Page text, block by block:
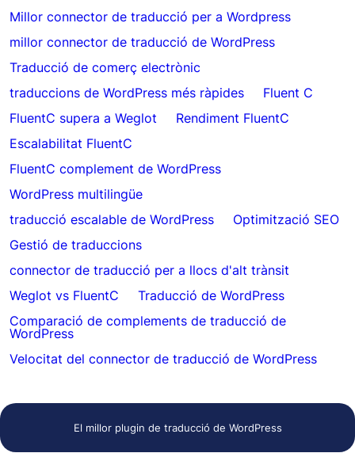
Millor connector de traducció per a Wordpress
millor connector de traducció de WordPress
Traducció de comerç electrònic
traduccions de WordPress més ràpides
Fluent C
FluentC supera a Weglot
Rendiment FluentC
Escalabilitat FluentC
FluentC complement de WordPress
WordPress multilingüe
traducció escalable de WordPress
Optimització SEO
Gestió de traduccions
connector de traducció per a llocs d'alt trànsit
Weglot vs FluentC
Traducció de WordPress
Comparació de complements de traducció de
WordPress
Velocitat del connector de traducció de WordPress
El millor plugin de traducció de WordPress